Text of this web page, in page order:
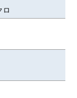
ロ